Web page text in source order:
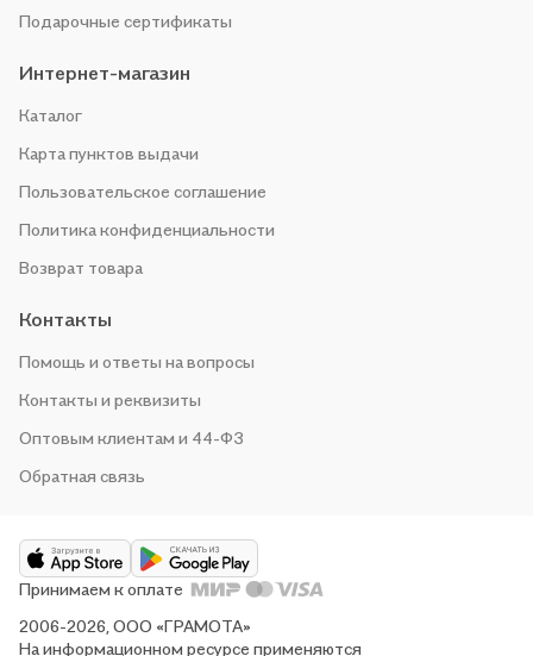
Подарочные сертификаты
Интернет-магазин
Каталог
Карта пунктов выдачи
Пользовательское соглашение
Политика конфиденциальности
Возврат товара
Контакты
Помощь и ответы на вопросы
Контакты и реквизиты
Оптовым клиентам и 44-ФЗ
Обратная связь
2006-2026, ООО «ГРАМОТА»
На информационном ресурсе применяются
Принимаем к оплате